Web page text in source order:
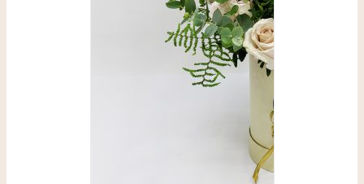
OPCIONES
/
DETALLES